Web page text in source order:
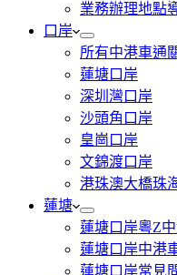
業務辦理地點
口岸
所有中港車通
蓮塘口岸
深圳灣口岸
沙頭角口岸
皇崗口岸
文錦渡口岸
港珠澳大橋珠
蓮塘
蓮塘口岸粵Z
蓮塘口岸中港
蓮塘口岸常見